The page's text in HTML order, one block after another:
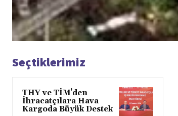
Seçtiklerimiz
THY ve TİM’den
İhracatçılara Hava
Kargoda Büyük Destek